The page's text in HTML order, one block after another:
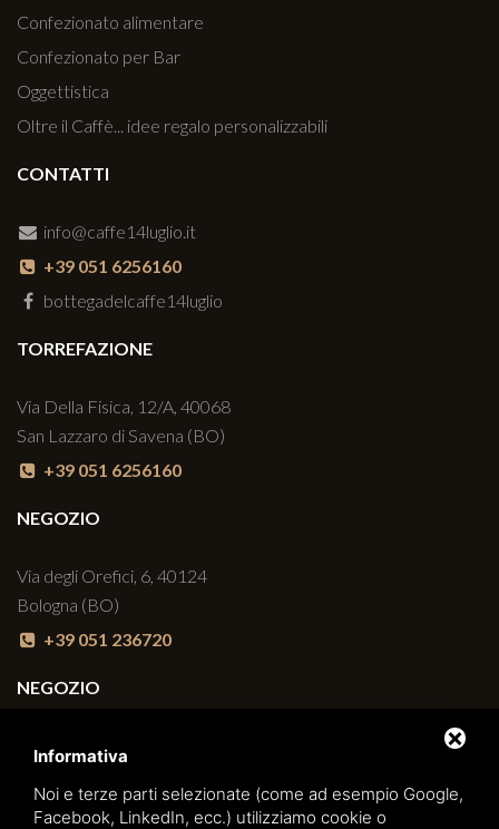
Confezionato alimentare
Confezionato per Bar
Oggettistica
Oltre il Caffè... idee regalo personalizzabili
CONTATTI
info@caffe14luglio.it
+39 051 6256160
bottegadelcaffe14luglio
TORREFAZIONE
Via Della Fisica, 12/A, 40068
San Lazzaro di Savena (BO)
+39 051 6256160
NEGOZIO
Via degli Orefici, 6, 40124
Bologna (BO)
+39 051 236720
NEGOZIO
Via Arno, 22, 40139
+39 051 6270498
Informativa
Noi e terze parti selezionate (come ad esempio Google,
Facebook, LinkedIn, ecc.) utilizziamo cookie o